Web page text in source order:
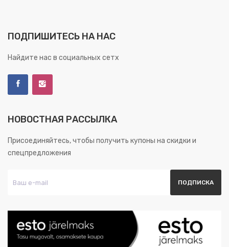
ПОДПИШИТЕСЬ НА НАС
Найдите нас в социальных сетх
НОВОСТНАЯ РАССЫЛКА
Присоединяйтесь, чтобы получить купоны на скидки и
спецпредложения